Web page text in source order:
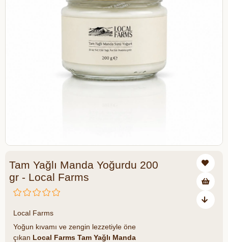
Tam Yağlı Manda Yoğurdu 200
gr - Local Farms
Local Farms
Yoğun kıvamı ve zengin lezzetiyle öne
çıkan Local Farms Tam Yağlı Manda